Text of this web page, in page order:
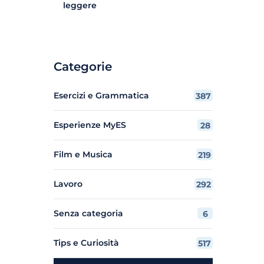
leggere
Categorie
Esercizi e Grammatica 387
Esperienze MyES 28
Film e Musica 219
Lavoro 292
Senza categoria 6
Tips e Curiosità 517